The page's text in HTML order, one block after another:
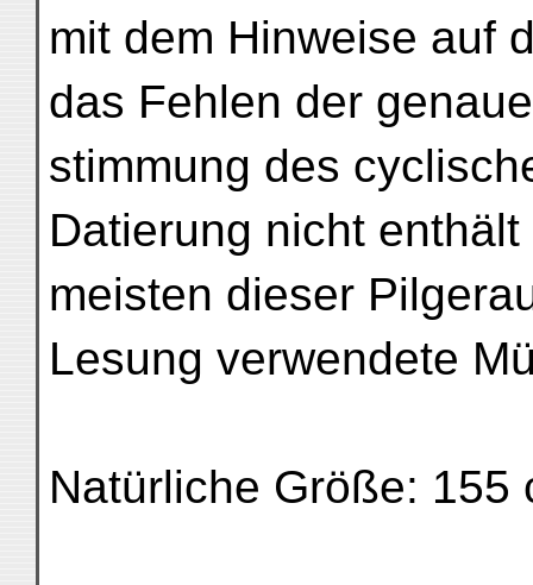
mit dem Hinweise auf
das Fehlen der
stimmung des
Datierung nicht
meisten dieser
Lesung verwendete
Natürliche Größe: 155